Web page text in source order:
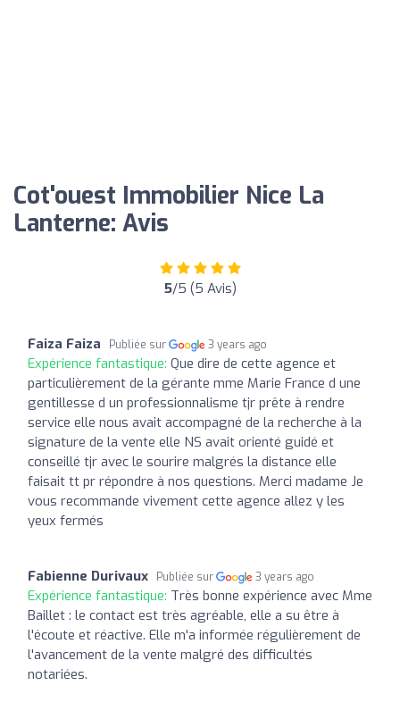
Cot'ouest Immobilier Nice La
Lanterne: Avis
5/5 (5 Avis)
Faiza Faiza Publiée sur 3 years ago
Expérience fantastique: Que dire de cette agence et
particulièrement de la gérante mme Marie France d une
gentillesse d un professionnalisme tjr prête à rendre
service elle nous avait accompagné de la recherche à la
signature de la vente elle NS avait orienté guidé et
conseillé tjr avec le sourire malgrés la distance elle
faisait tt pr répondre à nos questions. Merci madame Je
vous recommande vivement cette agence allez y les
yeux fermés
Fabienne Durivaux Publiée sur 3 years ago
Expérience fantastique: Très bonne expérience avec Mme
Baillet : le contact est très agréable, elle a su être à
l'écoute et réactive. Elle m'a informée régulièrement de
l'avancement de la vente malgré des difficultés
notariées.